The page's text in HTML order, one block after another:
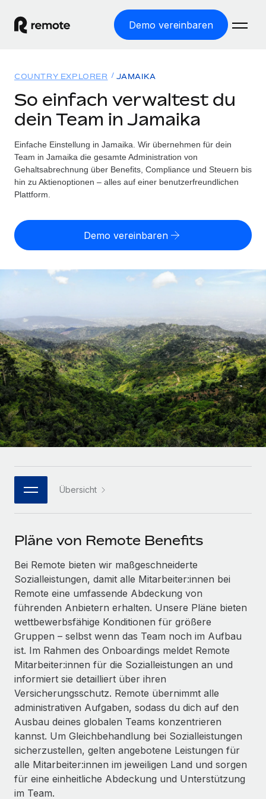
Demo vereinbaren
WELTWEITE BESCHÄFTIGUNG
Globale Payroll
Einfache, rechtssicher Payroll
Employer of Record
Weltweites Wachstum ohne Kosten für Niederlassungen
Contractor of Record
Rechtssichere, weltweite Arbeit mit Freelancer:innen
Globales Onboarding und Verwalten von
Freelancer:innen
Auslagern von komplexen HR-Aufgaben
INFRASTRUKTUR
Remote Embedded
Nahtlose Integration der HR in bestehende Abläufe
Plattform
Integrierte HR-Kernfunktionen für dein Team
MCP
Integrationen
Tools
DIENSTLEISTUNGEN
Frag unsere Expert:innen
Hilfe von Expert:innen für globale HR & Compliance
Background-Checks
Einfacheres Bewerber:innen-Screening
Compliance Watchtower
Lückenlose Compliance
Geräteverwaltung
Globale Bereitstellung und Verfolgung von IT-
Geräten
Gründung von Niederlassungen
Schnelle, rechtssichere Gründung von
Lösungen
WELTWEITE ABDECKUNG
Country Explorer
Länderspezifische Unterstützung bei der Einstellung
Einfache Einstellung in allen US-Bundesstaaten
Startups
Agile HR- und Payroll-Lösungen für wachsende
Unternehmen
Mittelstand
Maßgeschneiderte HR-Lösungen, um Teams zu
vergrößern
Enterprise
Globale HR für Konzerne und Großunternehmen
PARTNER WERDEN
Flexible Einbettung von Global-HR-Funktionen in deine
Entdecke die Möglichkeiten einer Partnerschaft
Remote Build
Demnächst verfügbar
Beratung zu Integrationen und KI-Automatisierung
FALLSTUDIEN
So hat der KI-Vorreiter Weaviate sein Team mit
Remote um 120 % vergrößert
Weaviate auf einen Blick Weaviate entwickelt KI-basierte
Open-Source-Infrastrukturen. Das...
Mehr erfahren
Strategische Partnerschaft zwischen
Reverse Tech und Remote für Contractor
Ressourcen
TOOLS UND RECHNER
Scheinselbstständigkeitsrisiko berechnen
Personalkostenrechner
Gesamtbeschäftigungskosten
Informationen zu möglichen Währungen und
Abwicklungsfristen für globale Freelancer:innen
LERNEN MIT REMOTE
Forschung und Leitfäden
Fallstudien
HR-Glossar
Bibliothek für Stellenbeschreibungen
Webinare
Events
Newsroom
Informationen zu Gehältern und Qualifikationen
Insights Center
Hol dir Unterstützung
BLOG
Globale Payroll
EOR und PEO
Contractor Management
Steuern
Preise
Français
Deutsch
Español
Italiano
Português (Portugal)
한국어
COUNTRY EXPLORER JAMAIKA
So einfach verwaltest du
dein Team in Jamaika
Einfache Einstellung in Jamaika. Wir übernehmen für dein
Team in Jamaika die gesamte Administration von
Gehaltsabrechnung über Benefits, Compliance und Steuern bis
hin zu Aktienoptionen – alles auf einer benutzerfreundlichen
Plattform.
Demo vereinbaren
Übersicht
Pläne von Remote Benefits
Bei Remote bieten wir maßgeschneiderte
Sozialleistungen, damit alle Mitarbeiter:innen bei
Remote eine umfassende Abdeckung von
führenden Anbietern erhalten. Unsere Pläne bieten
wettbewerbsfähige Konditionen für größere
Gruppen – selbst wenn das Team noch im Aufbau
ist. Im Rahmen des Onboardings meldet Remote
Mitarbeiter:innen für die Sozialleistungen an und
informiert sie detailliert über ihren
Versicherungsschutz. Remote übernimmt alle
administrativen Aufgaben, sodass du dich auf den
Ausbau deines globalen Teams konzentrieren
kannst. Um Gleichbehandlung bei Sozialleistungen
sicherzustellen, gelten angebotene Leistungen für
alle Mitarbeiter:innen im jeweiligen Land und sorgen
für eine einheitliche Abdeckung und Unterstützung
im Team.